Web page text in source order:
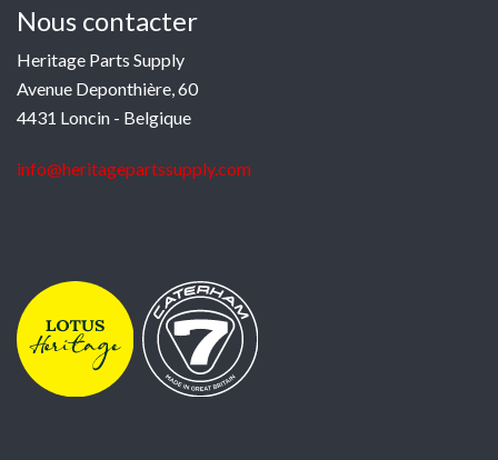
Nous contacter
Heritage Parts Supply
Avenue Deponthière, 60
4431 Loncin - Belgique
info@heritagepartssupply.com